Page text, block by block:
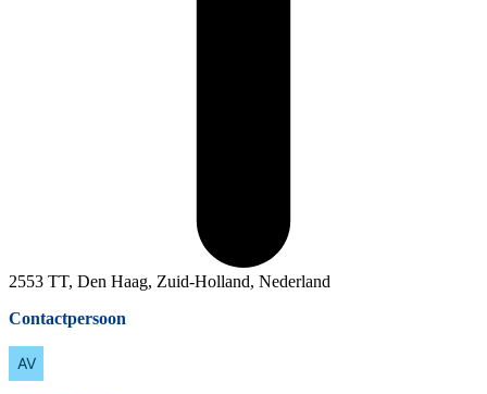
2553 TT, Den Haag, Zuid-Holland, Nederland
Contactpersoon